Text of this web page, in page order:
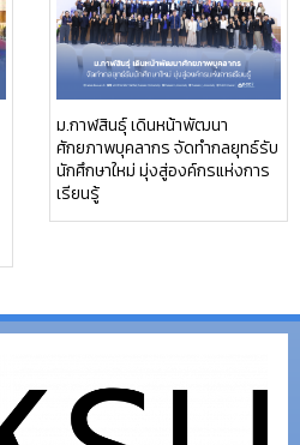
ม.กาฬสินธุ์ เดินหน้าพัฒนา
ศักยภาพบุคลากร จัดทำกลยุทธ์รับ
นักศึกษาใหม่ มุ่งสู่องค์กรแห่งการ
เรียนรู้